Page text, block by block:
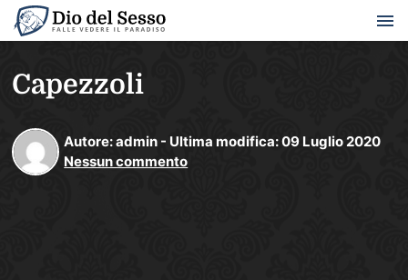
Capezzoli
Autore:admin - Ultima modifica:09 Luglio2020
Nessun commento